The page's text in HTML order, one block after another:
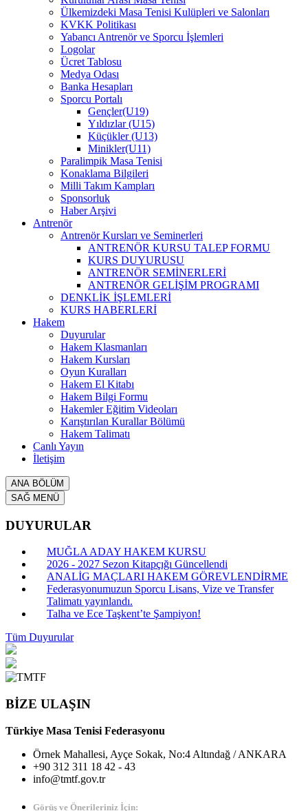
Ülkemizdeki Masa Tenisi Kulüpleri ve Salonları
KVKK Politikası
Yabancı Antrenör ve Sporcu İşlemleri
Logolar
Ücret Tablosu
Medya Odası
Banka Hesapları
Sporcu Portalı
Gençler(U19)
Yıldızlar (U15)
Küçükler (U13)
Minikler(U11)
Paralimpik Masa Tenisi
Konaklama Bilgileri
Milli Takım Kampları
Sponsorluk
Haber Arşivi
Antrenör
Antrenör Kursları ve Seminerleri
ANTRENÖR KURSU TALEP FORMU
KURS DUYURUSU
ANTRENÖR SEMİNERLERİ
ANTRENÖR GELİŞİM PROGRAMI
DENKLİK İŞLEMLERİ
KURS HABERLERİ
Hakem
Duyurular
Hakem Klasmanları
Hakem Kursları
Oyun Kuralları
Hakem El Kitabı
Hakem Bilgi Formu
Hakemler Eğitim Videoları
Karıştırılan Kurallar Bölümü
Hakem Talimatı
Canlı Yayın
İletişim
ANA BÖLÜM
SAĞ MENÜ
DUYURULAR
MUĞLA ADAY HAKEM KURSU
2026 - 2027 Sezon Kitapçığı Güncellendi
ANALİG MAÇLARI HAKEM GÖREVLENDİRME
Federasyonumuzun Sporcu Lisans, Vize ve Transfer
Talimatı yayınlandı.
Talha ve Ece Taşkent’te Şampiyon!
Tüm Duyurular
BİZE ULAŞIN
Türkiye Masa Tenisi Federasyonu
Örnek Mahallesi, Ayçe Sokak, No:4 Altındağ / ANKARA
+90 312 311 18 42 - 43
info@tmtf.gov.tr
Görüş ve Önerileriniz İçin: